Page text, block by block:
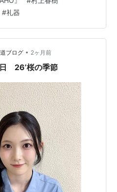
礼や本部会議も予定されて
る「シネマネジメント」の
「氷血」という日本映画も
画ではありますが、グリー
ことで楽しみです。８日…
#礼器
ブログ • 2ヶ月前
26’桜の季節